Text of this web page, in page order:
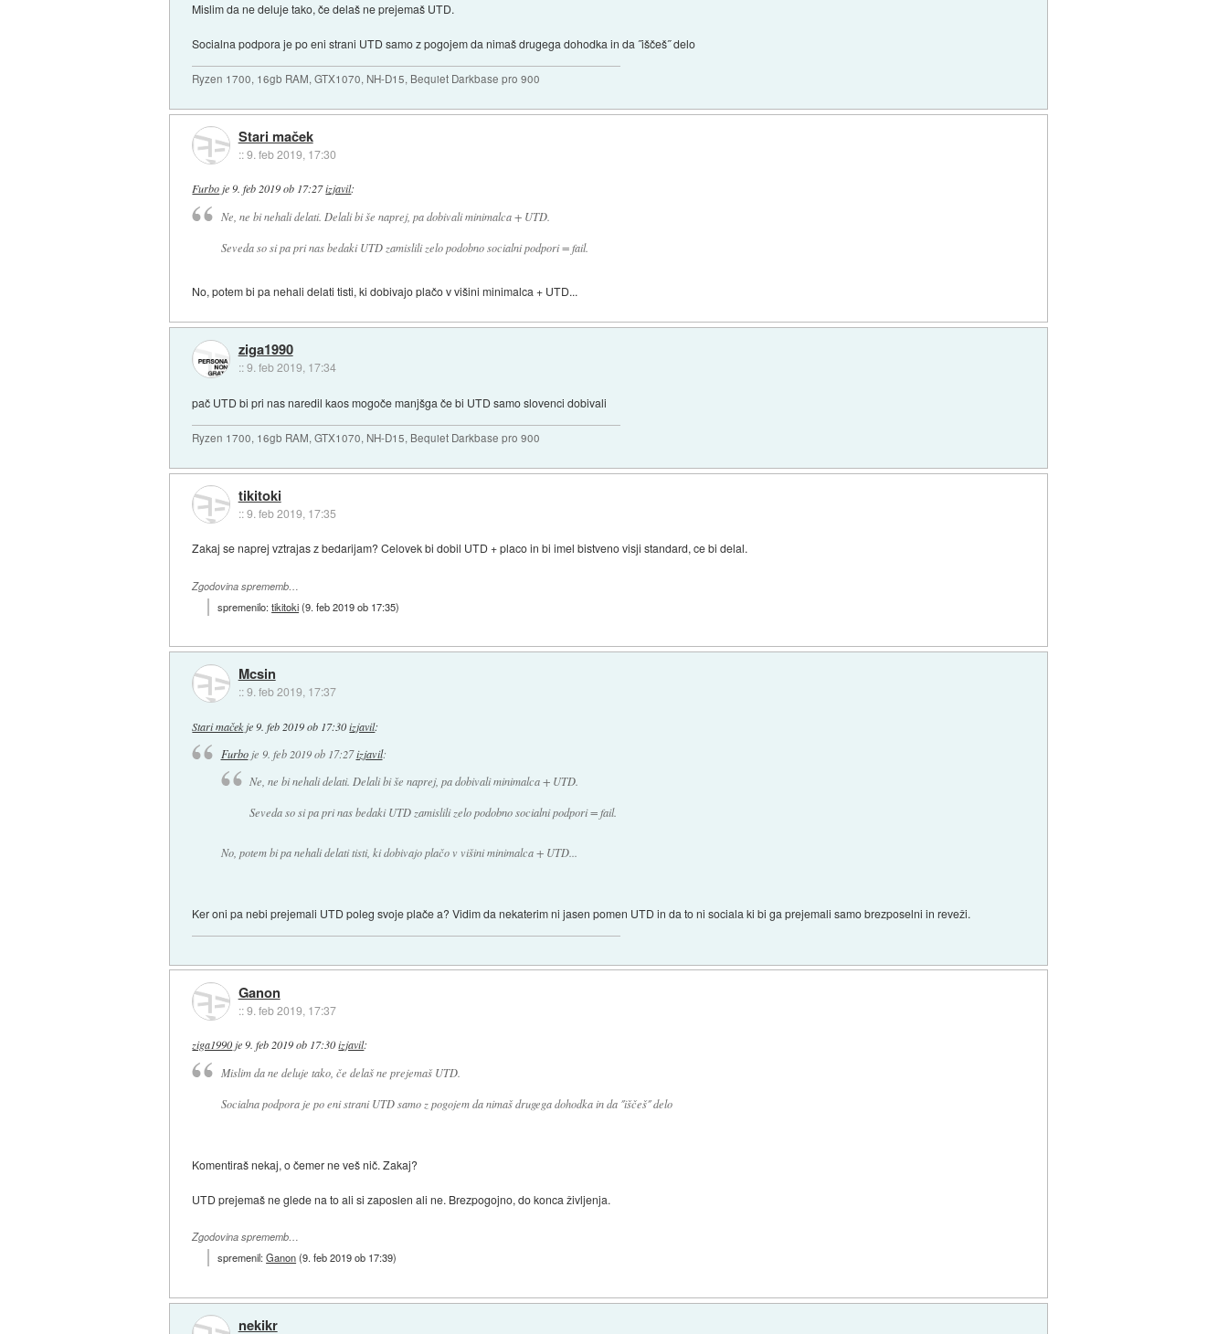
Mislim da ne deluje tako, če delaš ne prejemaš UTD.
Socialna podpora je po eni strani UTD samo z pogojem da nimaš drugega dohodka in da ˝iščeš˝ delo
Ryzen 1700, 16gb RAM, GTX1070, NH-D15, Bequiet Darkbase pro 900
Stari maček
::9. feb 2019, 17:30
Furboje9. feb 2019 ob 17:27izjavil:
Ne, ne bi nehali delati. Delali bi še naprej, pa dobivali minimalca + UTD.
Seveda so si pa pri nas bedaki UTD zamislili zelo podobno socialni podpori = fail.
No, potem bi pa nehali delati tisti, ki dobivajo plačo v višini minimalca + UTD...
ziga1990
::9. feb 2019, 17:34
pač UTD bi pri nas naredil kaos mogoče manjšga če bi UTD samo slovenci dobivali
Ryzen 1700, 16gb RAM, GTX1070, NH-D15, Bequiet Darkbase pro 900
tikitoki
::9. feb 2019, 17:35
Zakaj se naprej vztrajas z bedarijam? Celovek bi dobil UTD + placo in bi imel bistveno visji standard, ce bi delal.
Zgodovina sprememb…
spremenilo:tikitoki(9. feb 2019 ob 17:35)
Mcsin
::9. feb 2019, 17:37
Stari mačekje 9. feb 2019 ob 17:30 izjavil:
Furboje 9. feb 2019 ob 17:27 izjavil:
Ne, ne bi nehali delati. Delali bi še naprej, pa dobivali minimalca + UTD.
Seveda so si pa pri nas bedaki UTD zamislili zelo podobno socialni podpori = fail.
No, potem bi pa nehali delati tisti, ki dobivajo plačo v višini minimalca + UTD...
Ker oni pa nebi prejemali UTD poleg svoje plače a? Vidim da nekaterim ni jasen pomen UTD in da to ni sociala ki bi ga prejemali samo brezposelni in reveži.
Ganon
::9. feb 2019, 17:37
ziga1990je9. feb 2019 ob 17:30 izjavil:
Mislim da ne deluje tako, če delaš ne prejemaš UTD.
Socialna podpora je po eni strani UTD samo z pogojem da nimaš drugega dohodka in da ˝iščeš˝ delo
Komentiraš nekaj, o čemer ne veš nič. Zakaj?
UTD prejemaš ne glede na to ali si zaposlen ali ne. Brezpogojno, do konca življenja.
Zgodovina sprememb…
spremenil:Ganon(9. feb 2019 ob 17:39)
nekikr